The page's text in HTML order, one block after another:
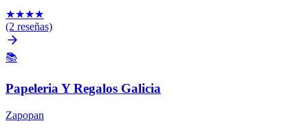
★★★★
(2 reseñas)
📚
Papeleria Y Regalos Galicia
Zapopan